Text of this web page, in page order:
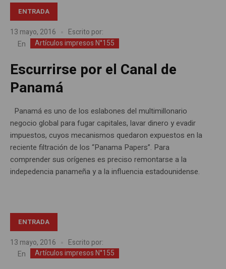
ENTRADA
13 mayo, 2016
Escrito por:
En
Artículos impresos N°155
Escurrirse por el Canal de
Panamá
Panamá es uno de los eslabones del multimillonario
negocio global para fugar capitales, lavar dinero y evadir
impuestos, cuyos mecanismos quedaron expuestos en la
reciente filtración de los “Panama Papers”. Para
comprender sus orígenes es preciso remontarse a la
indepedencia panameña y a la influencia estadounidense.
ENTRADA
13 mayo, 2016
Escrito por:
En
Artículos impresos N°155